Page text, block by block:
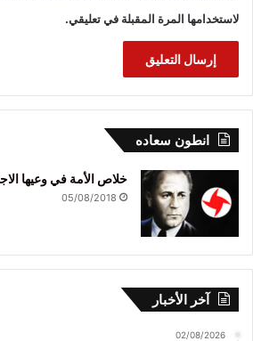
لاستخدامها المرة المقبلة في تعليقي.
انطون سعاده
خلاص الأمة في وعيها
05/08/2018
آخر الأخبار
02/08/2026